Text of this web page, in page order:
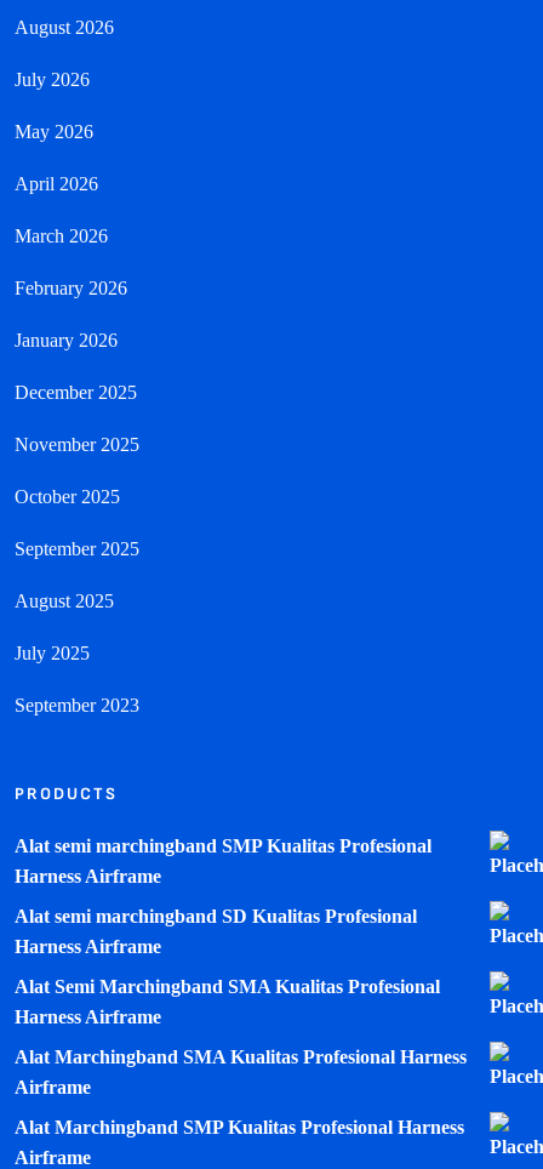
August 2026
July 2026
May 2026
April 2026
March 2026
February 2026
January 2026
December 2025
November 2025
October 2025
September 2025
August 2025
July 2025
September 2023
PRODUCTS
Alat semi marchingband SMP Kualitas Profesional
Harness Airframe
Alat semi marchingband SD Kualitas Profesional
Harness Airframe
Alat Semi Marchingband SMA Kualitas Profesional
Harness Airframe
Alat Marchingband SMA Kualitas Profesional Harness
Airframe
Alat Marchingband SMP Kualitas Profesional Harness
Airframe